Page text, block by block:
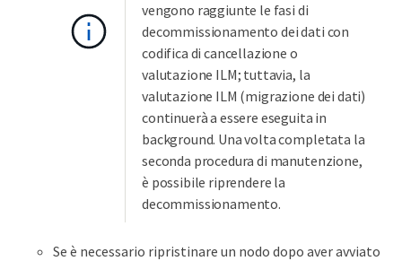
vengono raggiunte le fasi di
decommissionamento dei dati con
codifica di cancellazione o
valutazione ILM; tuttavia, la
valutazione ILM (migrazione dei dati)
continuerà a essere eseguita in
background. Una volta completata la
seconda procedura di manutenzione,
è possibile riprendere la
decommissionamento.
Se è necessario ripristinare un nodo dopo aver avviato